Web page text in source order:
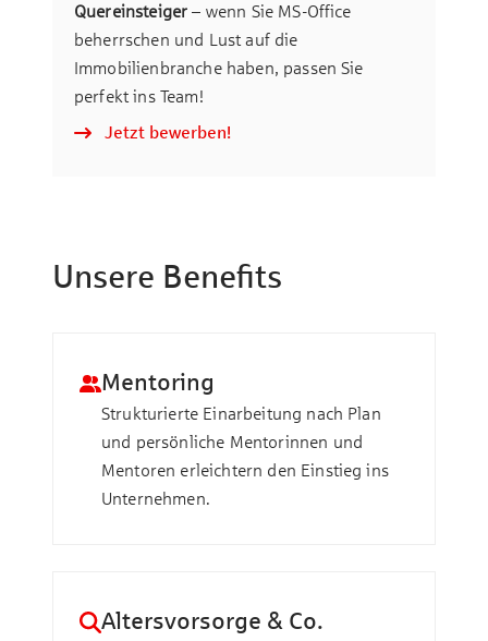
Quereinsteiger – wenn Sie MS-Office
beherrschen und Lust auf die
Immobilienbranche haben, passen Sie
perfekt ins Team!
Jetzt bewerben!
Unsere Benefits
Mentoring
Strukturierte Einarbeitung nach Plan
und persönliche Mentorinnen und
Mentoren erleichtern den Einstieg ins
Unternehmen.
Altersvorsorge & Co.